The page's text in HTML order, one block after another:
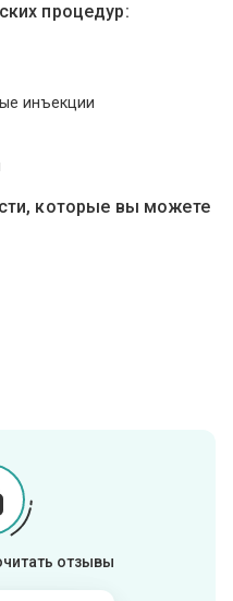
процедур:
инъекции
которые вы можете
отзывы